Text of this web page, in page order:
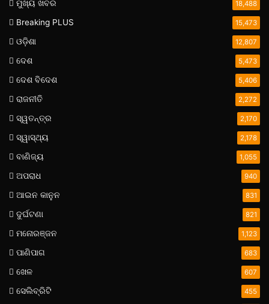
ମୁଖ୍ୟ ଖବର 18,488
Breaking PLUS 15,473
ଓଡ଼ିଶା 12,807
ଦେଶ 5,473
ଦେଶ ବିଦେଶ 5,406
ରାଜନୀତି 2,272
ସ୍ୱତନ୍ତ୍ର 2,170
ସ୍ୱାସ୍ଥ୍ୟ 2,178
ବାଣିଜ୍ୟ 1,055
ଅପରାଧ 940
ଆଇନ କାନୁନ 831
ଦୁର୍ଘଟଣା 821
ମନୋରଞ୍ଜନ 1,123
ପାଣିପାଗ 683
ଖେଳ 607
ସେଲିବ୍ରିଟି 455